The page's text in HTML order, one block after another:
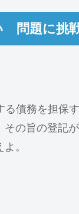
問題に挑
る債務を担保
の旨の登記
。